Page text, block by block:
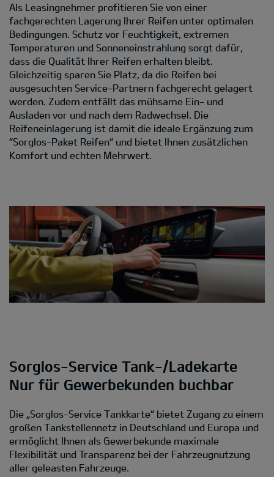
Als Leasingnehmer profitieren Sie von einer
fachgerechten Lagerung Ihrer Reifen unter optimalen
Bedingungen. Schutz vor Feuchtigkeit, extremen
Temperaturen und Sonneneinstrahlung sorgt dafür,
dass die Qualität Ihrer Reifen erhalten bleibt.
Gleichzeitig sparen Sie Platz, da die Reifen bei
ausgesuchten Service-Partnern fachgerecht gelagert
werden. Zudem entfällt das mühsame Ein- und
Ausladen vor und nach dem Radwechsel. Die
Reifeneinlagerung ist damit die ideale Ergänzung zum
“Sorglos-Paket Reifen“ und bietet Ihnen zusätzlichen
Komfort und echten Mehrwert.
Sorglos-Service Tank-/Ladekarte
Nur für Gewerbekunden buchbar
Die „Sorglos-Service Tankkarte“ bietet Zugang zu einem
großen Tankstellennetz in Deutschland und Europa und
ermöglicht Ihnen als Gewerbekunde maximale
Flexibilität und Transparenz bei der Fahrzeugnutzung
aller geleasten Fahrzeuge.